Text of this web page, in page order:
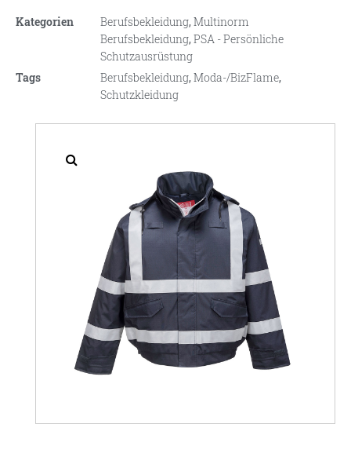
Kategorien Berufsbekleidung,Multinorm
Berufsbekleidung,PSA - Persönliche
Schutzausrüstung
Tags
Berufsbekleidung,Moda-/BizFlame,
Schutzkleidung